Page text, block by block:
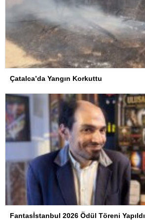
Çatalca’da Yangın Korkuttu
Fantasİstanbul 2026 Ödül Töreni Yapıldı